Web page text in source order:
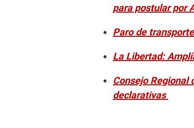
para postular por
Paro de
La Libertad:
Consejo Regional
declarativas